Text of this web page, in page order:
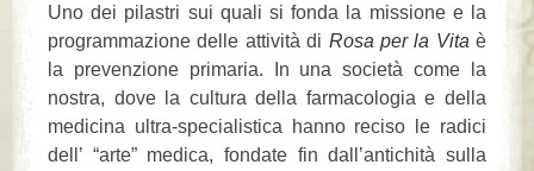
Uno dei pilastri sui quali si fonda la missione e la
programmazione delle attività di Rosa per la Vita è
la prevenzione primaria. In una società come la
nostra, dove la cultura della farmacologia e della
medicina ultra-specialistica hanno reciso le radici
dell’ “arte” medica, fondate fin dall’antichità sulla